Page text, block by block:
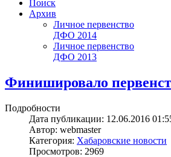
Поиск
Архив
Личное первенство
ДФО 2014
Личное первенство
ДФО 2013
Финишировало
Подробности
Дата публикации: 12.06.2016
Автор: webmaster
Категория: Хабаровские новости
Просмотров: 2969